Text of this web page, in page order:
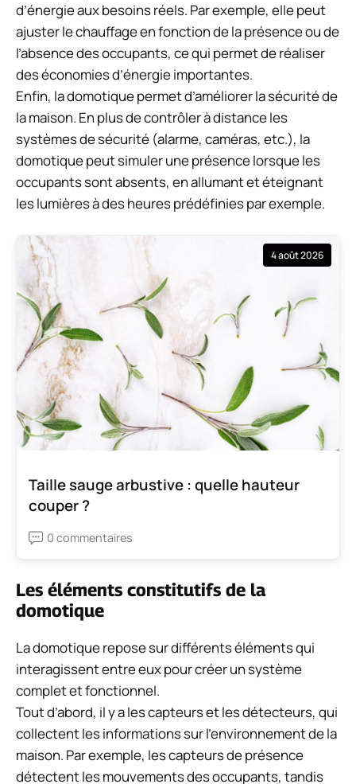
d’énergie aux besoins réels. Par exemple, elle peut
ajuster le chauffage en fonction de la présence ou de
l’absence des occupants, ce qui permet de réaliser
des économies d’énergie importantes.
Enfin, la domotique permet d’améliorer la sécurité de
la maison. En plus de contrôler à distance les
systèmes de sécurité (alarme, caméras, etc.), la
domotique peut simuler une présence lorsque les
occupants sont absents, en allumant et éteignant
les lumières à des heures prédéfinies par exemple.
4 août 2026
Taille sauge arbustive : quelle hauteur
couper ?
0 commentaires
Les éléments constitutifs de la
domotique
La domotique repose sur différents éléments qui
interagissent entre eux pour créer un système
complet et fonctionnel.
Tout d’abord, il y a les capteurs et les détecteurs, qui
collectent les informations sur l’environnement de la
maison. Par exemple, les capteurs de présence
détectent les mouvements des occupants, tandis